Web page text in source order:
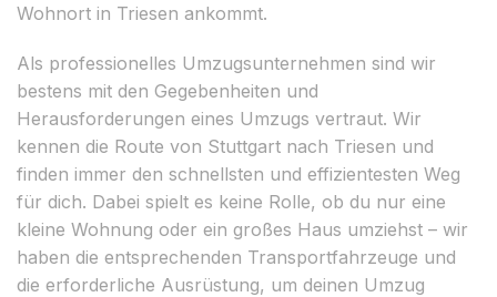
Wohnort in Triesen ankommt.
Als professionelles Umzugsunternehmen sind wir
bestens mit den Gegebenheiten und
Herausforderungen eines Umzugs vertraut. Wir
kennen die Route von Stuttgart nach Triesen und
finden immer den schnellsten und effizientesten Weg
für dich. Dabei spielt es keine Rolle, ob du nur eine
kleine Wohnung oder ein großes Haus umziehst – wir
haben die entsprechenden Transportfahrzeuge und
die erforderliche Ausrüstung, um deinen Umzug